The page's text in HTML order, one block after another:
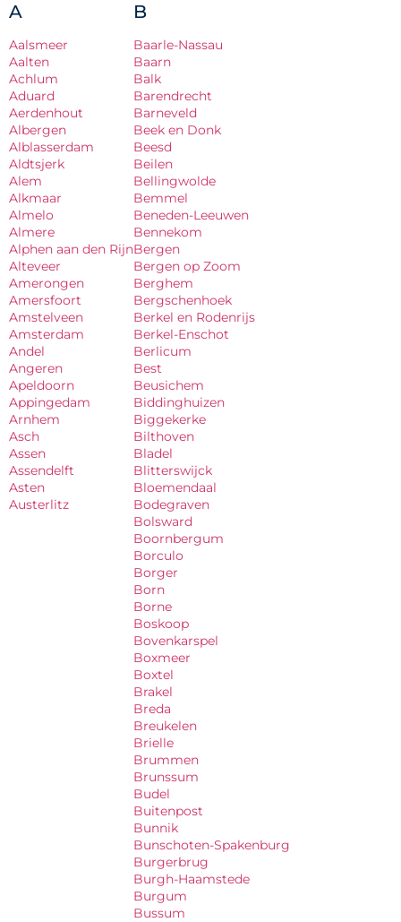
A
Aalsmeer
Aalten
Achlum
Aduard
Aerdenhout
Albergen
Alblasserdam
Aldtsjerk
Alem
Alkmaar
Almelo
Almere
Alphen aan den Rijn
Alteveer
Amerongen
Amersfoort
Amstelveen
Amsterdam
Andel
Angeren
Apeldoorn
Appingedam
Arnhem
Asch
Assen
Assendelft
Asten
Austerlitz
B
Baarle-Nassau
Baarn
Balk
Barendrecht
Barneveld
Beek en Donk
Beesd
Beilen
Bellingwolde
Bemmel
Beneden-Leeuwen
Bennekom
Bergen
Bergen op Zoom
Berghem
Bergschenhoek
Berkel en Rodenrijs
Berkel-Enschot
Berlicum
Best
Beusichem
Biddinghuizen
Biggekerke
Bilthoven
Bladel
Blitterswijck
Bloemendaal
Bodegraven
Bolsward
Boornbergum
Borculo
Borger
Born
Borne
Boskoop
Bovenkarspel
Boxmeer
Boxtel
Brakel
Breda
Breukelen
Brielle
Brummen
Brunssum
Budel
Buitenpost
Bunnik
Bunschoten-Spakenburg
Burgerbrug
Burgh-Haamstede
Burgum
Bussum